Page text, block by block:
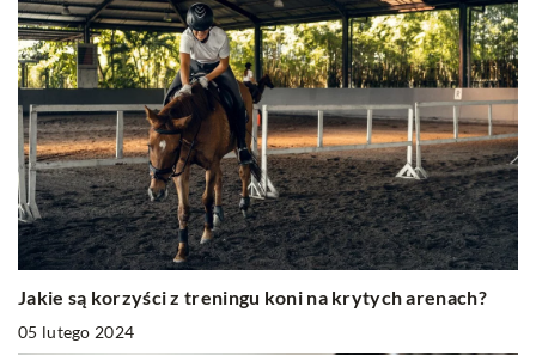
Jakie są korzyści z treningu koni na krytych arenach?
05 lutego 2024